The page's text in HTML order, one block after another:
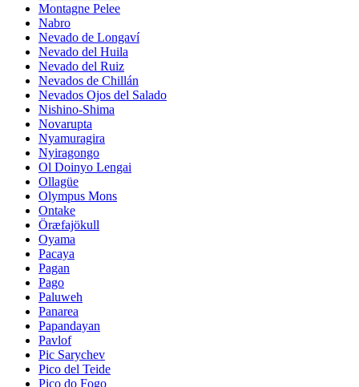
Montagne Pelee
Nabro
Nevado de Longaví
Nevado del Huila
Nevado del Ruiz
Nevados de Chillán
Nevados Ojos del Salado
Nishino-Shima
Novarupta
Nyamuragira
Nyiragongo
Ol Doinyo Lengai
Ollagüe
Olympus Mons
Ontake
Öræfajökull
Oyama
Pacaya
Pagan
Pago
Paluweh
Panarea
Papandayan
Pavlof
Pic Sarychev
Pico del Teide
Pico do Fogo